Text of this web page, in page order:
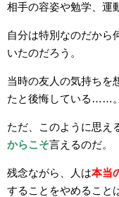
相手の容姿や勉学、運
自分は特別なのだから
いたのだろう。
当時の友人の気持ちを
たと後悔している……。
ただ、このように思え
からこそ言えるのだ。
残念ながら、人は本当
することをやめること